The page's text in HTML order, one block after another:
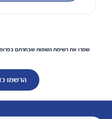
שמרו את רשימת השמות שבחרתם
הרשמו